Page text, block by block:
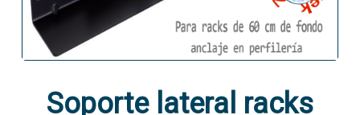
Soporte lateral racks